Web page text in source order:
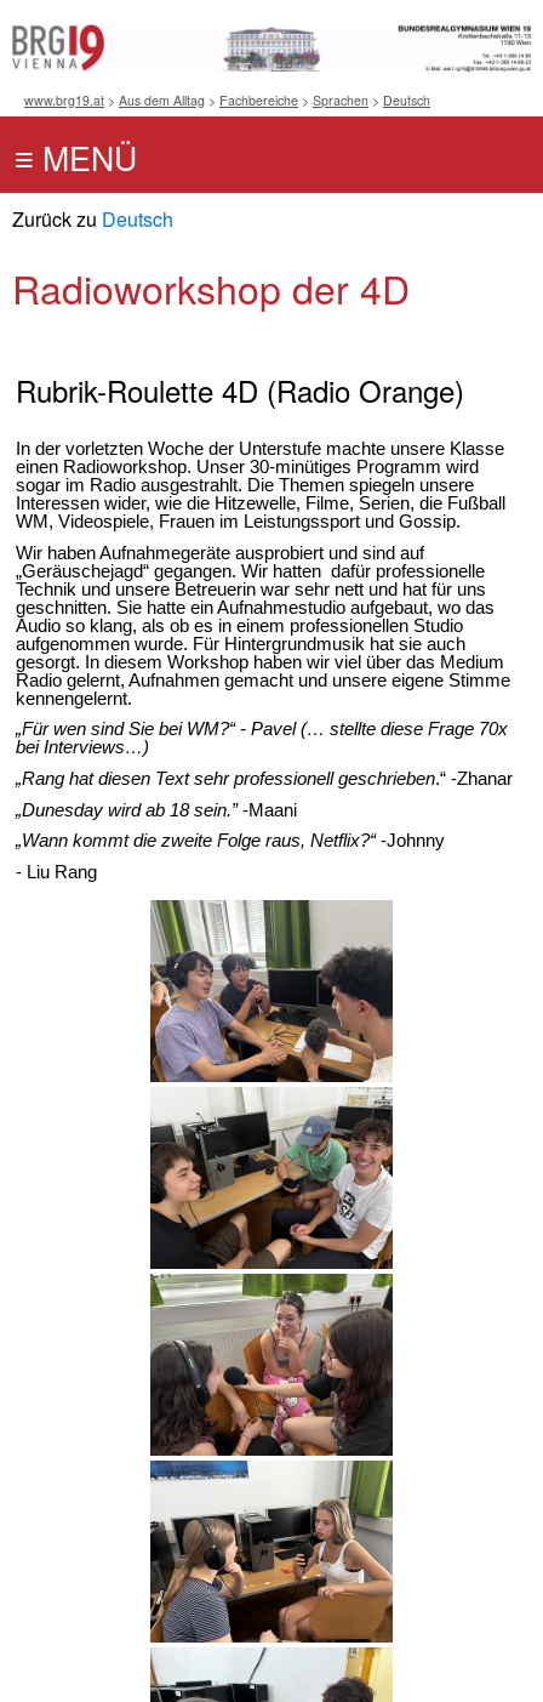
www.brg19.at > Aus dem Alltag > Fachbereiche > Sprachen > Deutsch
Zurück zu Deutsch
Radioworkshop der 4D
Rubrik-Roulette 4D (Radio Orange)
In der vorletzten Woche der Unterstufe machte unsere Klasse
einen Radioworkshop. Unser 30-minütiges Programm wird
sogar im Radio ausgestrahlt. Die Themen spiegeln unsere
Interessen wider, wie die Hitzewelle, Filme, Serien, die Fußball
WM, Videospiele, Frauen im Leistungssport und Gossip.
Wir haben Aufnahmegeräte ausprobiert und sind auf
„Geräuschejagd“ gegangen. Wir hatten dafür professionelle
Technik und unsere Betreuerin war sehr nett und hat für uns
geschnitten. Sie hatte ein Aufnahmestudio aufgebaut, wo das
Audio so klang, als ob es in einem professionellen Studio
aufgenommen wurde. Für Hintergrundmusik hat sie auch
gesorgt. In diesem Workshop haben wir viel über das Medium
Radio gelernt, Aufnahmen gemacht und unsere eigene Stimme
kennengelernt.
„Für wen sind Sie bei WM?“ - Pavel (… stellte diese Frage 70x
bei Interviews…)
„Rang hat diesen Text sehr professionell geschrieben.“ -Zhanar
„Dunesday wird ab 18 sein.”-Maani
„Wann kommt die zweite Folge raus, Netflix?“-Johnny
- Liu Rang